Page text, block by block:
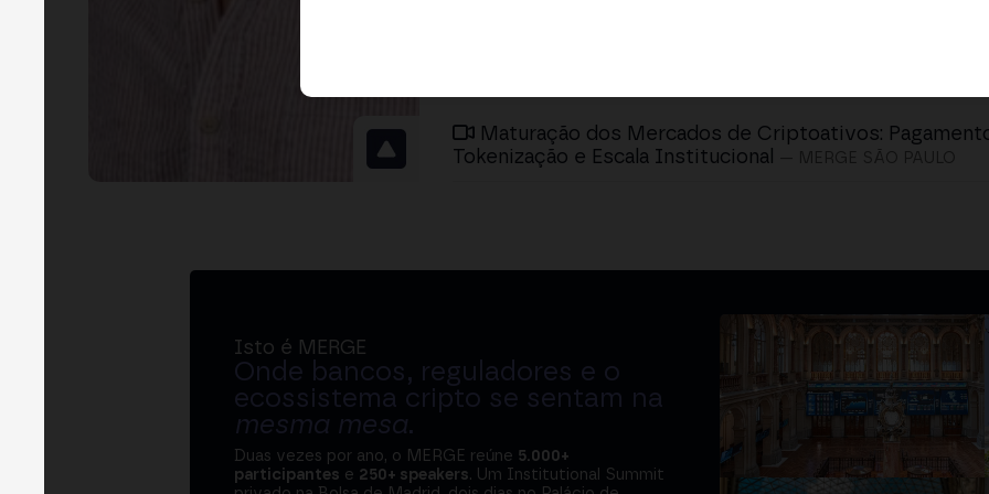
Maturação dos Mercados de Criptoativos:
Tokenização e Escala Institucional
Isto é MERGE
Onde bancos, reguladores e o
ecossistema cripto se sentam na
mesma mesa.
Duas vezes por ano, o MERGE reúne 5.000+
participantes e 250+ speakers. Um Institutional Summit